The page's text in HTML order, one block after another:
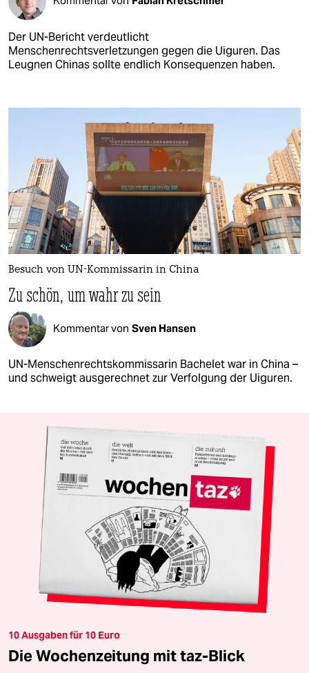
Der UN-Bericht verdeutlicht
Menschenrechtsverletzungen gegen die Uiguren. Das
Leugnen Chinas sollte endlich Konsequenzen haben.
Besuch von UN-Kommissarin in China
Zu schön, um wahr zu sein
Kommentar von Sven Hansen
UN-Menschenrechtskommissarin Bachelet war in China –
und schweigt ausgerechnet zur Verfolgung der Uiguren.
10 Ausgaben für 10 Euro
Die Wochenzeitung mit taz-Blick